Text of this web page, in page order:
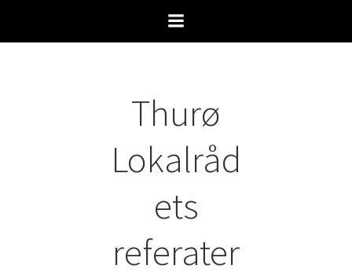
til
indhold
Thurø
Lokalråd
ets
referater